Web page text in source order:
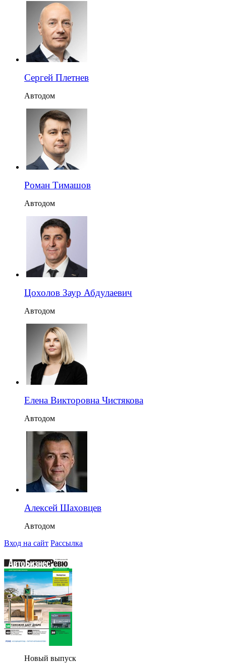
Сергей Плетнев
Автодом
Роман Тимашов
Автодом
Цохолов Заур Абдулаевич
Автодом
Елена Викторовна Чистякова
Автодом
Алексей Шаховцев
Автодом
Вход на сайт Рассылка
Новый выпуск